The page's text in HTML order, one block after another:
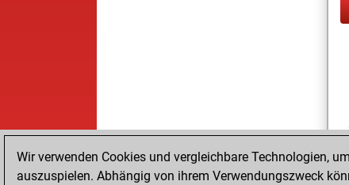
Wir verwenden Cookies und vergleichbare Technologien,
auszuspielen. Abhängig von ihrem Verwendungszweck